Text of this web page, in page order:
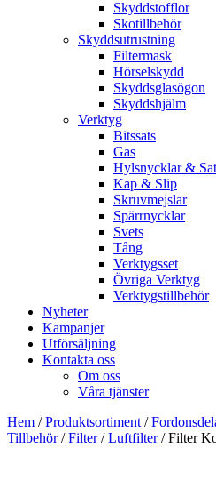
Skyddstofflor
Skotillbehör
Skyddsutrustning
Filtermask
Hörselskydd
Skyddsglasögon
Skyddshjälm
Verktyg
Bitssats
Gas
Hylsnycklar &
Kap & Slip
Skruvmejslar
Spärrnycklar
Svets
Tång
Verktygsset
Övriga Verktyg
Verktygstillbehör
Nyheter
Kampanjer
Utförsäljning
Kontakta oss
Om oss
Våra tjänster
Hem /Produktsortiment /
Tillbehör/Filter/Luftfilter/ Filter